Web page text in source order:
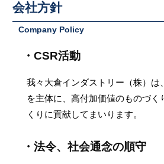
会社方針
Company Policy
CSR活動
我々大倉インダストリー（株）は
を主体に、高付加価値のものづ
くりに貢献してまいります。
法令、社会通念の順守